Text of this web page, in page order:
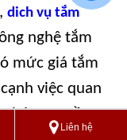
,dich vụ tắm
nghệ tắm
mức giá tắm
việc quan
ta cần
Liên hệ